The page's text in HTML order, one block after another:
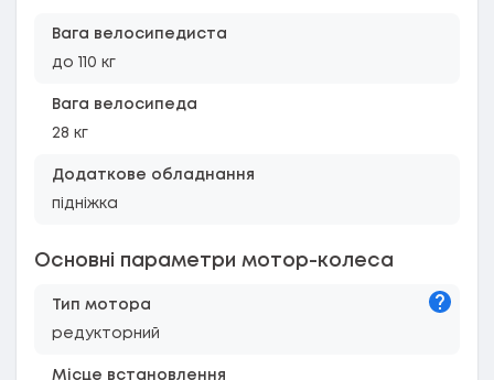
Вага велосипедиста
до 110 кг
Вага велосипеда
28 кг
Додаткове обладнання
підніжка
Основні параметри мотор-колеса
Тип мотора
редукторний
Місце встановлення